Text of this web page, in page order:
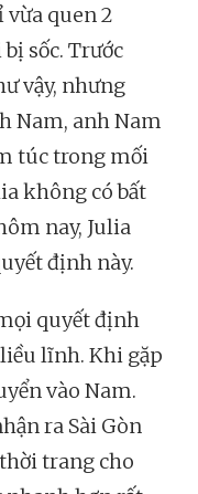
quen 2
sốc. Trước
vậy, nhưng
Nam, anh Nam
túc trong mối
không có bất
nay, Julia
định này.
quyết định
lĩnh. Khi gặp
vào Nam.
ra Sài Gòn
trang cho